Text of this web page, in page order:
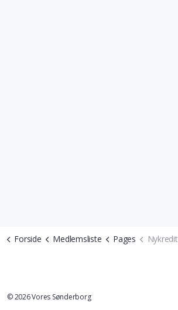
Forside Medlemsliste Pages Nykredit
© 2026 Vores Sønderborg